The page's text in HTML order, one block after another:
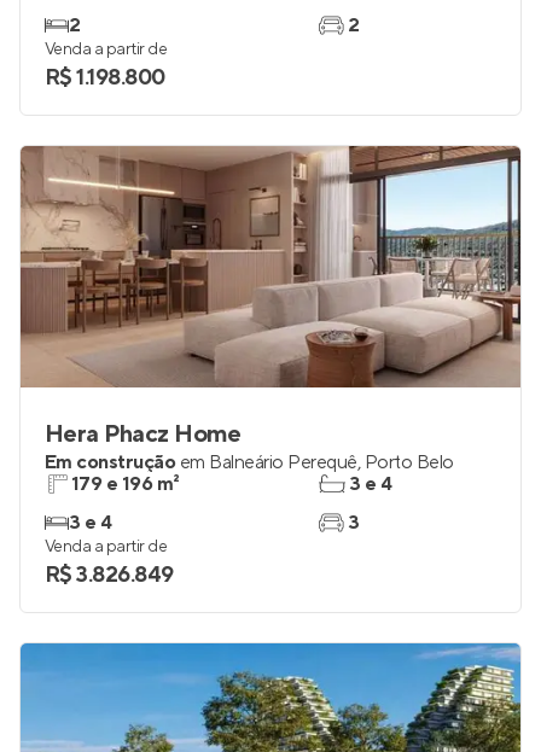
2
2
Venda a partir de
R$ 1.198.800
Hera Phacz Home
Em construção em Balneário Perequê, Porto Belo
179 e 196 m²
3 e 4
3 e 4
3
Venda a partir de
R$ 3.826.849